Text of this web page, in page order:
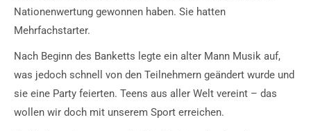
Nationenwertung gewonnen haben. Sie hatten
Mehrfachstarter.
Nach Beginn des Banketts legte ein alter Mann Musik auf,
was jedoch schnell von den Teilnehmern geändert wurde und
sie eine Party feierten. Teens aus aller Welt vereint – das
wollen wir doch mit unserem Sport erreichen.